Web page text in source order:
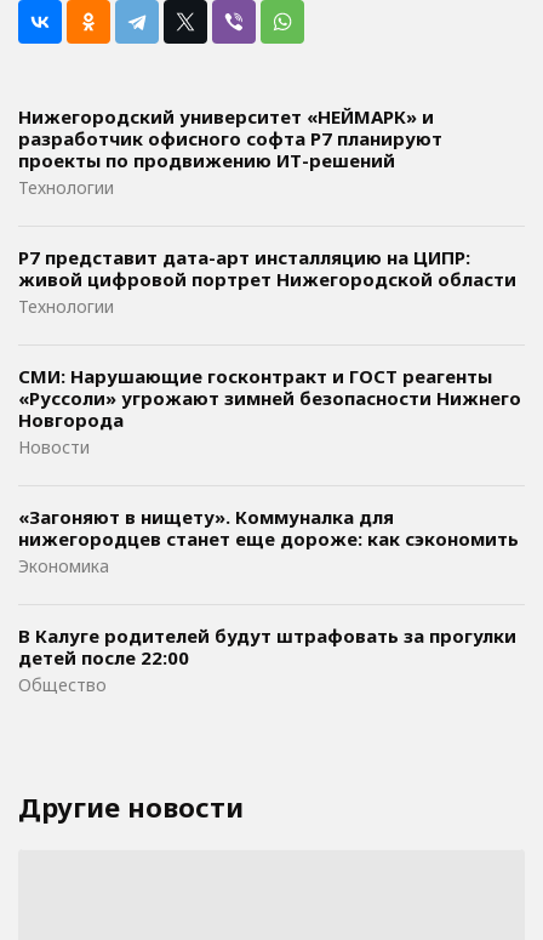
Нижегородский университет «НЕЙМАРК» и
разработчик офисного софта P7 планируют
проекты по продвижению ИТ-решений
Технологии
Р7 представит дата-арт инсталляцию на ЦИПР:
живой цифровой портрет Нижегородской области
Технологии
СМИ: Нарушающие госконтракт и ГОСТ реагенты
«Руссоли» угрожают зимней безопасности Нижнего
Новгорода
Новости
«Загоняют в нищету». Коммуналка для
нижегородцев станет еще дороже: как сэкономить
Экономика
В Калуге родителей будут штрафовать за прогулки
детей после 22:00
Общество
Другие новости